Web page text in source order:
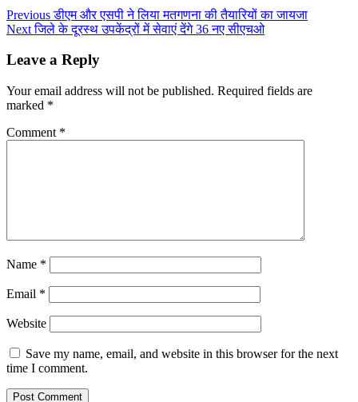
Previousडीएम और एसपी ने लिया मतगणना की तैयारियों का जायजा
Nextजिले के दूरस्थ उपकेंद्रों में सेवाएं देंगे 36 नए सीएचओ
Leave a Reply
Your email address will not be published. Required fields are
marked *
Comment *
Name *
Email *
Website
Save my name, email, and website in this browser for the next
time I comment.